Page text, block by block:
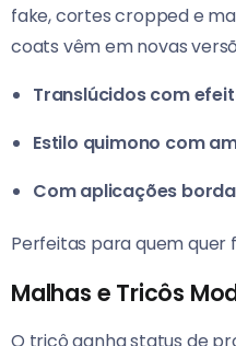
fake, cortes cropped e
coats vêm em novas
Translúcidos com
Estilo quimono com
Com aplicações
Perfeitas para quem quer
Malhas e Tricôs